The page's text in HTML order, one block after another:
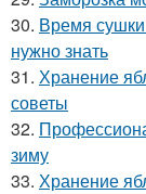
30. Время сушки
нужно знать
31. Хранение
советы
32.
зиму
33. Хранение